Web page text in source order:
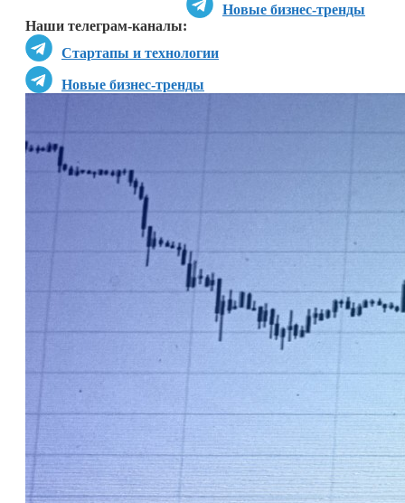
Новые бизнес-тренды
Наши телеграм-каналы:
Стартапы и технологии
Новые бизнес-тренды